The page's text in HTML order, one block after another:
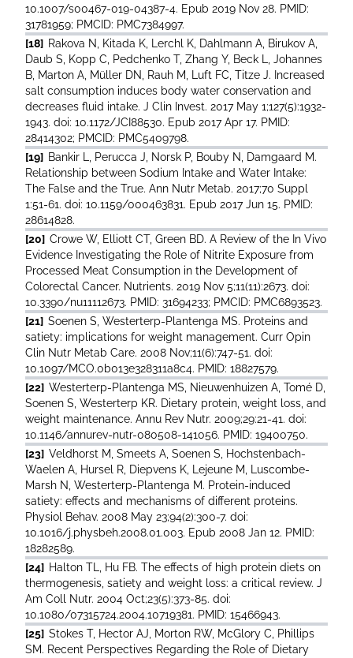
10.1007/s00467-019-04387-4. Epub 2019 Nov 28. PMID:
31781959; PMCID: PMC7384997.
[18] Rakova N, Kitada K, Lerchl K, Dahlmann A, Birukov A,
Daub S, Kopp C, Pedchenko T, Zhang Y, Beck L, Johannes
B, Marton A, Müller DN, Rauh M, Luft FC, Titze J. Increased
salt consumption induces body water conservation and
decreases fluid intake. J Clin Invest. 2017 May 1;127(5):1932-
1943. doi: 10.1172/JCI88530. Epub 2017 Apr 17. PMID:
28414302; PMCID: PMC5409798.
[19] Bankir L, Perucca J, Norsk P, Bouby N, Damgaard M.
Relationship between Sodium Intake and Water Intake:
The False and the True. Ann Nutr Metab. 2017;70 Suppl
1:51-61. doi: 10.1159/000463831. Epub 2017 Jun 15. PMID:
28614828.
[20] Crowe W, Elliott CT, Green BD. A Review of the In Vivo
Evidence Investigating the Role of Nitrite Exposure from
Processed Meat Consumption in the Development of
Colorectal Cancer. Nutrients. 2019 Nov 5;11(11):2673. doi:
10.3390/nu11112673. PMID: 31694233; PMCID: PMC6893523.
[21] Soenen S, Westerterp-Plantenga MS. Proteins and
satiety: implications for weight management. Curr Opin
Clin Nutr Metab Care. 2008 Nov;11(6):747-51. doi:
10.1097/MCO.0b013e328311a8c4. PMID: 18827579.
[22] Westerterp-Plantenga MS, Nieuwenhuizen A, Tomé D,
Soenen S, Westerterp KR. Dietary protein, weight loss, and
weight maintenance. Annu Rev Nutr. 2009;29:21-41. doi:
10.1146/annurev-nutr-080508-141056. PMID: 19400750.
[23] Veldhorst M, Smeets A, Soenen S, Hochstenbach-
Waelen A, Hursel R, Diepvens K, Lejeune M, Luscombe-
Marsh N, Westerterp-Plantenga M. Protein-induced
satiety: effects and mechanisms of different proteins.
Physiol Behav. 2008 May 23;94(2):300-7. doi:
10.1016/j.physbeh.2008.01.003. Epub 2008 Jan 12. PMID:
18282589.
[24] Halton TL, Hu FB. The effects of high protein diets on
thermogenesis, satiety and weight loss: a critical review. J
Am Coll Nutr. 2004 Oct;23(5):373-85. doi:
10.1080/07315724.2004.10719381. PMID: 15466943.
[25] Stokes T, Hector AJ, Morton RW, McGlory C, Phillips
SM. Recent Perspectives Regarding the Role of Dietary